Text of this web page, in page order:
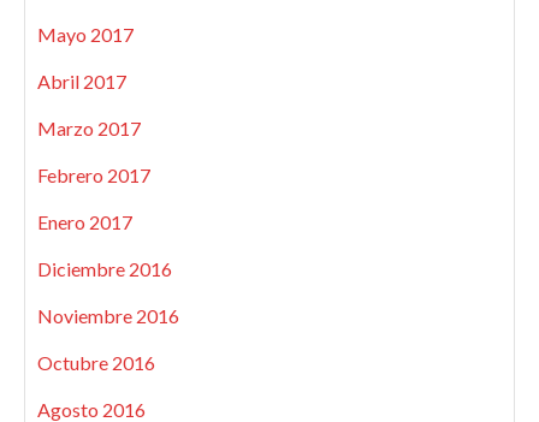
Mayo 2017
Abril 2017
Marzo 2017
Febrero 2017
Enero 2017
Diciembre 2016
Noviembre 2016
Octubre 2016
Agosto 2016